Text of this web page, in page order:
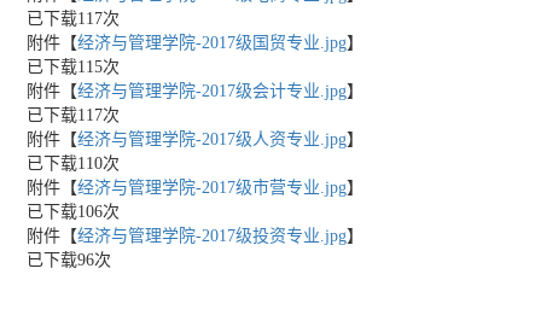
已下载117次
附件【经济与管理学院-2017级国贸专业.jpg】
已下载115次
附件【经济与管理学院-2017级会计专业.jpg】
已下载117次
附件【经济与管理学院-2017级人资专业.jpg】
已下载110次
附件【经济与管理学院-2017级市营专业.jpg】
已下载106次
附件【经济与管理学院-2017级投资专业.jpg】
已下载96次